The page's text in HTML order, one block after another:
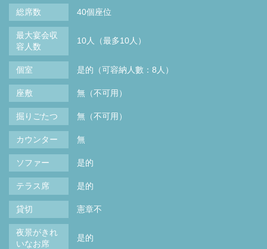
総席数 40個座位
最大宴会収
容人数
10人（最多10人）
個室 是的（可容納人數：8人）
座敷 無（不可用）
掘りごたつ 無（不可用）
カウンター 無
ソファー 是的
テラス席 是的
貸切 憲章不
夜景がきれ
いなお席
是的